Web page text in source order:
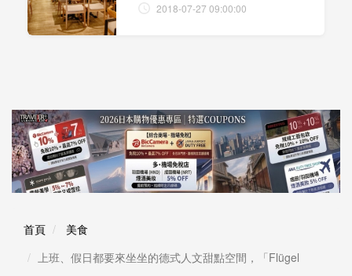
2018-07-27 09:00:00
首頁
美食
上班、假日都要來坐坐的德式人文甜點空間，「Flügel